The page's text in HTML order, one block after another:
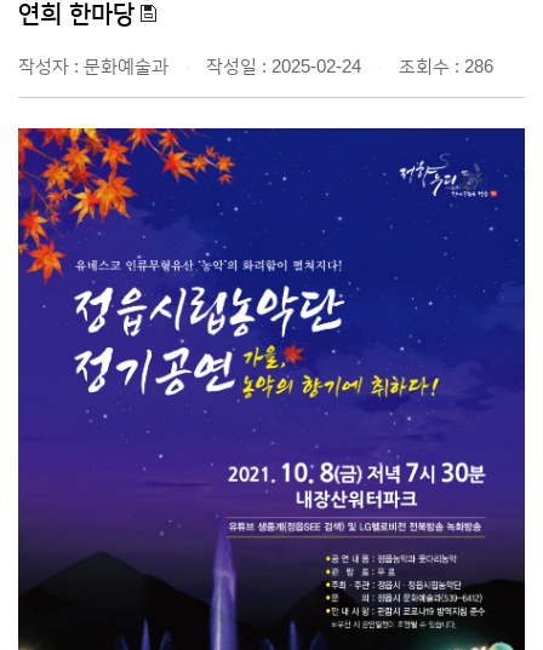
연희 한마당
작성자 : 문화예술과 작성일 : 2025-02-24 조회수 : 286